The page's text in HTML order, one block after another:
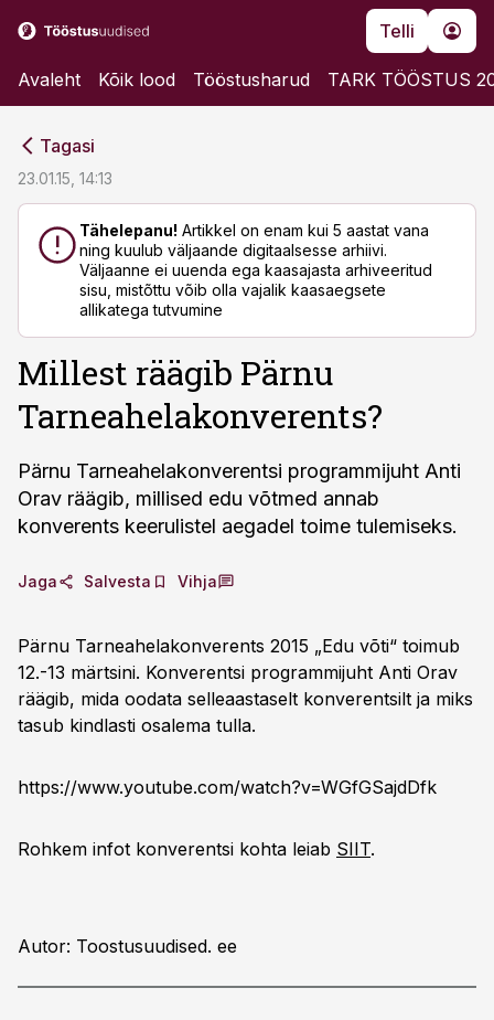
Telli
Avaleht Kõik lood Tööstusharud TARK TÖÖSTUS
Tagasi
23.01.15, 14:13
Tähelepanu! Artikkel on enam kui 5 aastat vana
ning kuulub väljaande digitaalsesse arhiivi.
Väljaanne ei uuenda ega kaasajasta arhiveeritud
sisu, mistõttu võib olla vajalik kaasaegsete
allikatega tutvumine
Millest räägib Pärnu
Tarneahelakonverents?
Pärnu Tarneahelakonverentsi programmijuht Anti
Orav räägib, millised edu võtmed annab
konverents keerulistel aegadel toime tulemiseks.
Jaga Salvesta Vihja
Pärnu Tarneahelakonverents 2015 „Edu võti“ toimub
12.-13 märtsini. Konverentsi programmijuht Anti Orav
räägib, mida oodata selleaastaselt konverentsilt ja miks
tasub kindlasti osalema tulla.
https://www.youtube.com/watch?v=WGfGSajdDfk
Rohkem infot konverentsi kohta leiab SIIT.
Autor: Toostusuudised. ee